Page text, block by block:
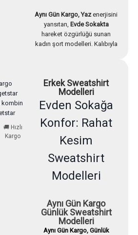
Aynı Gün Kargo, Yazenerjisini
yansıtan, Evde Sokakta
hareket özgürlüğü sunan
kadın şort modelleri. Kalıbıyla
Kadın
Modellerini
İncele
🚚 Hızlı
Kargo
Erkek Sweatshirt
Modelleri
Evden Sokağa
Konfor: Rahat
Kesim
Sweatshirt
Modelleri
Aynı Gün Kargo
Günlük Sweatshirt
Modelleri
Aynı Gün Kargo, Günlük